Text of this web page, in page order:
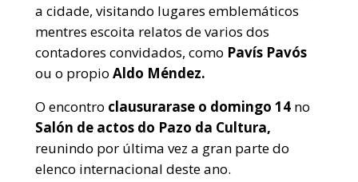
a cidade, visitando lugares emblemáticos
mentres escoita relatos de varios dos
contadores convidados, como Pavís Pavós
ou o propio Aldo Méndez.
O encontro clausurarase o domingo 14 no
Salón de actos do Pazo da Cultura,
reunindo por última vez a gran parte do
elenco internacional deste ano.